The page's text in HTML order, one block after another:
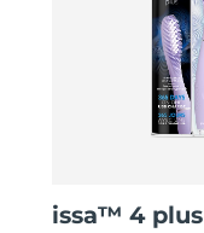
issa™ 4 plus